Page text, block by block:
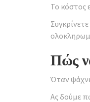
Το κόστος
Πώς
Όταν
Ας δούμε